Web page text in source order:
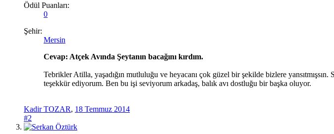
Ödül Puanları:
0
Şehir:
Mersin
Cevap: Atçek Avında Şeytanın bacağını kırdım.
Tebrikler Atilla, yaşadığın mutluluğu ve heyacanı çok güzel bir şekilde bizlere
teşekkür ediyorum. Ben bu işi seviyorum arkadaş, balık avı dostluğu bir başka oluyor.
Kadir TOZAR, 18 Temmuz 2014
#2